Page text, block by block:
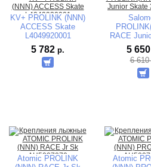
KV+ PROLINK (NNN)
ACCESS Skate
L4049920001
5 782 р.
RACE
405709
5 650
6 610
Atomic PROLINK
Atomic